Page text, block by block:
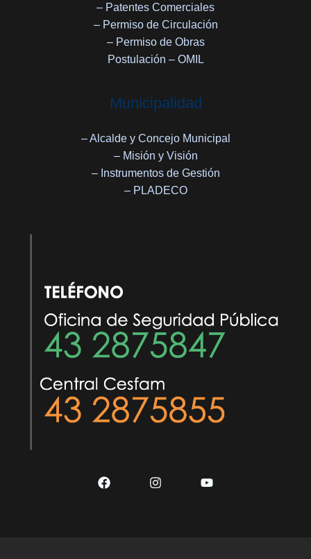
– Patentes Comerciales
– Permiso de Circulación
– Permiso de Obras
Postulación – OMIL
Municipalidad
– Alcalde y Concejo Municipal
– Misión y Visión
– Instrumentos de Gestión
– PLADECO